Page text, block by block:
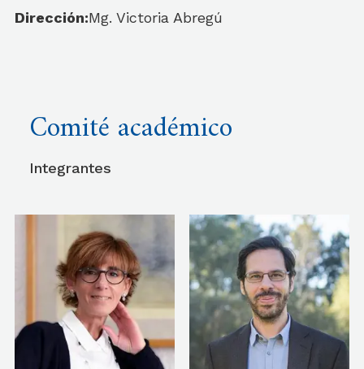
Dirección:Mg. Victoria Abregú
Comité académico
Integrantes